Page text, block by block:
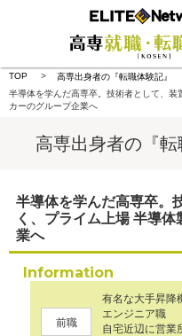
TOP
高専出身者の『転職体験記』
半導体を学んだ高専卒。技術者として、
カーのグループ企業へ
高専出身者の『転
半導体を学んだ高専卒。
く、プライム上場 半導
業へ
Information
前職
有名な大手昇
エンジニア職
自宅近辺に営業